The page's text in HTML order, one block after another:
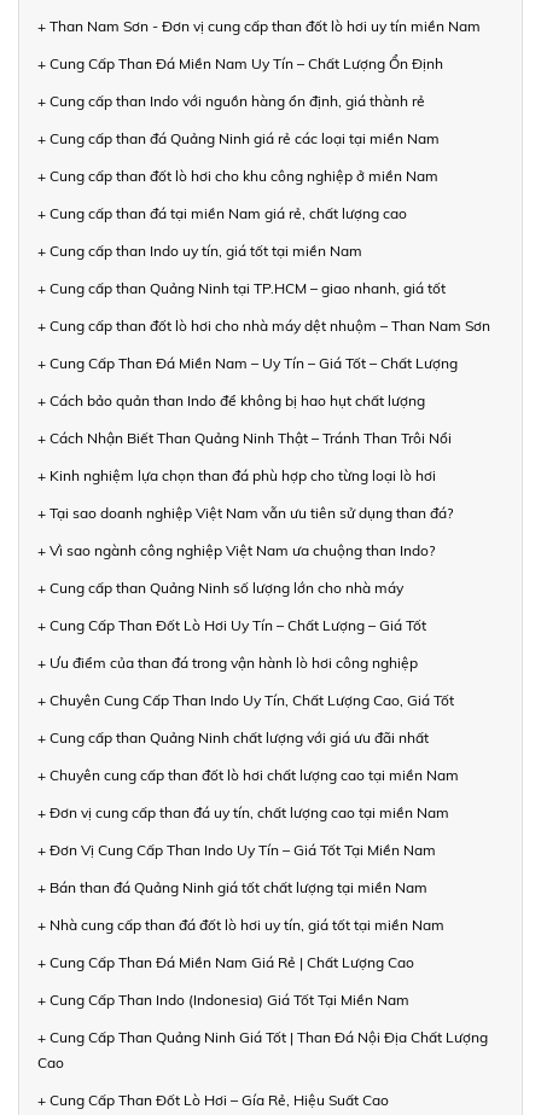
+ Than Nam Sơn - Đơn vị cung cấp than đốt lò hơi uy tín miền Nam
+ Cung Cấp Than Đá Miền Nam Uy Tín – Chất Lượng Ổn Định
+ Cung cấp than Indo với nguồn hàng ổn định, giá thành rẻ
+ Cung cấp than đá Quảng Ninh giá rẻ các loại tại miền Nam
+ Cung cấp than đốt lò hơi cho khu công nghiệp ở miền Nam
+ Cung cấp than đá tại miền Nam giá rẻ, chất lượng cao
+ Cung cấp than Indo uy tín, giá tốt tại miền Nam
+ Cung cấp than Quảng Ninh tại TP.HCM – giao nhanh, giá tốt
+ Cung cấp than đốt lò hơi cho nhà máy dệt nhuộm – Than Nam Sơn
+ Cung Cấp Than Đá Miền Nam – Uy Tín – Giá Tốt – Chất Lượng
+ Cách bảo quản than Indo để không bị hao hụt chất lượng
+ Cách Nhận Biết Than Quảng Ninh Thật – Tránh Than Trôi Nổi
+ Kinh nghiệm lựa chọn than đá phù hợp cho từng loại lò hơi
+ Tại sao doanh nghiệp Việt Nam vẫn ưu tiên sử dụng than đá?
+ Vì sao ngành công nghiệp Việt Nam ưa chuộng than Indo?
+ Cung cấp than Quảng Ninh số lượng lớn cho nhà máy
+ Cung Cấp Than Đốt Lò Hơi Uy Tín – Chất Lượng – Giá Tốt
+ Ưu điểm của than đá trong vận hành lò hơi công nghiệp
+ Chuyên Cung Cấp Than Indo Uy Tín, Chất Lượng Cao, Giá Tốt
+ Cung cấp than Quảng Ninh chất lượng với giá ưu đãi nhất
+ Chuyên cung cấp than đốt lò hơi chất lượng cao tại miền Nam
+ Đơn vị cung cấp than đá uy tín, chất lượng cao tại miền Nam
+ Đơn Vị Cung Cấp Than Indo Uy Tín – Giá Tốt Tại Miền Nam
+ Bán than đá Quảng Ninh giá tốt chất lượng tại miền Nam
+ Nhà cung cấp than đá đốt lò hơi uy tín, giá tốt tại miền Nam
+ Cung Cấp Than Đá Miền Nam Giá Rẻ | Chất Lượng Cao
+ Cung Cấp Than Indo (Indonesia) Giá Tốt Tại Miền Nam
+ Cung Cấp Than Quảng Ninh Giá Tốt | Than Đá Nội Địa Chất Lượng
Cao
+ Cung Cấp Than Đốt Lò Hơi – Gía Rẻ, Hiệu Suất Cao